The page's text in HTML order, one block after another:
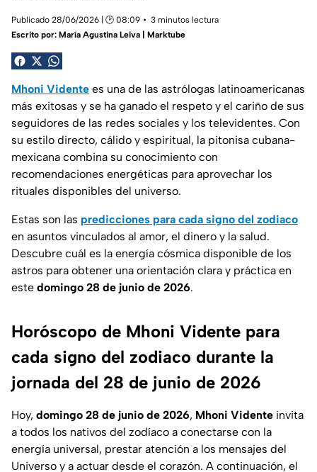
Publicado 28/06/2026 | 🕑 08:09
3 minutos lectura
Escrito por: María Agustina Leiva | Marktube
Mhoni Vidente es una de las astrólogas latinoamericanas
más exitosas y se ha ganado el respeto y el cariño de sus
seguidores de las redes sociales y los televidentes. Con
su estilo directo, cálido y espiritual, la pitonisa cubana-
mexicana combina su conocimiento con
recomendaciones energéticas para aprovechar los
rituales disponibles del universo.
Estas son las predicciones para cada signo del zodiaco
en asuntos vinculados al amor, el dinero y la salud.
Descubre cuál es la energía cósmica disponible de los
astros para obtener una orientación clara y práctica en
este domingo 28 de junio de 2026.
Horóscopo de Mhoni Vidente para
cada signo del zodiaco durante la
jornada del 28 de junio de 2026
Hoy, domingo 28 de junio de 2026, Mhoni Vidente invita
a todos los nativos del zodíaco a conectarse con la
energía universal, prestar atención a los mensajes del
Universo y a actuar desde el corazón. A continuación, el